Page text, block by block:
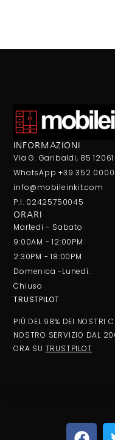
INFORMAZIONI
Via G. Garibaldi, 85
WhatsApp +39 352
info@mobileinkit.com
P.I. 02425750045
ORARI
Martedi - Sabato
9:00AM - 12:00PM
2:30PM - 18:00PM
Domenica -Lunedì:
Chiuso
TRUSTPILOT
PIÙ DEL 98% DEI NOSTRI
NOSTRO SERVIZIO DAL
ORA SU TRUSTPILOT